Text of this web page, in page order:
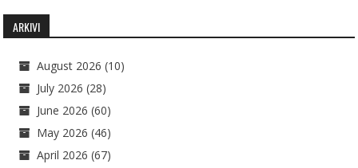
ARKIVI
August 2026 (10)
July 2026 (28)
June 2026 (60)
May 2026 (46)
April 2026 (67)